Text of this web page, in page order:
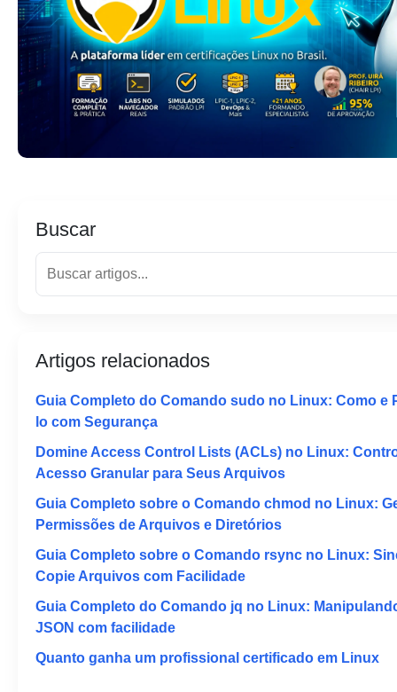
Buscar
Artigos relacionados
Guia Completo do Comando sudo no Linux: Como e
lo com Segurança
Domine Access Control Lists (ACLs) no Linux:
Acesso Granular para Seus Arquivos
Guia Completo sobre o Comando chmod no Linux:
Permissões de Arquivos e Diretórios
Guia Completo sobre o Comando rsync no Linux:
Copie Arquivos com Facilidade
Guia Completo do Comando jq no Linux:
JSON com facilidade
Quanto ganha um profissional certificado em Linux